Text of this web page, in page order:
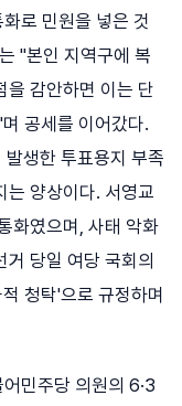
로 민원을 넣은 것
"본인 지역구에 복
을 감안하면 이는 단
공세를 이어갔다.
생한 투표용지 부족
는 양상이다. 서영교
화였으며, 사태 악화
당일 여당 국회의
청탁'으로 규정하며
민주당 의원의 6·3